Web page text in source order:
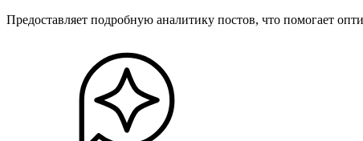
Предоставляет подробную аналитику постов, что помогает